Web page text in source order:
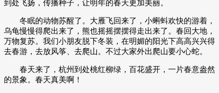
到处飞扬，传播种子，让明年的春天更加美丽。
冬眠的动物苏醒了。大雁飞回来了，小蝌蚪欢快的游着，
乌龟慢慢得爬出来了，熊也摇摇摆摆得走出来了。春回大地，
万物复苏。我们小朋友脱下冬装，在明媚的阳光下高高兴兴得
去春游，去放风筝、去爬山。不过大家外出爬山要小心蛇。
春天来了，杭州到处桃红柳绿，百花盛开，一片春意盎然
的景象。春天真美啊！